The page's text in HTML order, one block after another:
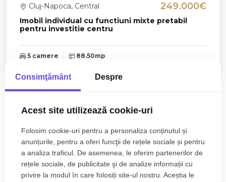
Imobil individual cu functiuni mixte pretabil
pentru investitie centru
Cluj-Napoca, Central 249.000€
5 camere 88.50mp
Zone de top spatii birouri de vanzare
Spatii birouri de vanzare in Cluj-Napoca Marasti
Spatii birouri de vanzare in Cluj-Napoca Central
Numar de camere spatii birouri de vanzare
Spatii birouri de vanzare 2 camere
Consimţământ Despre
Acest site utilizează cookie-uri
Folosim cookie-uri pentru a personaliza conținutul și
anunțurile, pentru a oferi funcţii de rețele sociale și pentru
a analiza traficul. De asemenea, le oferim partenerilor de
rețele sociale, de publicitate şi de analize informații cu
privire la modul în care folosiți site-ul nostru. Aceștia le